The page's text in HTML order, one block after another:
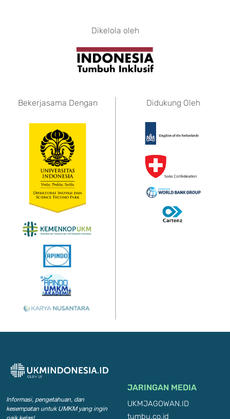
Dikelola oleh
Bekerjasama Dengan Didukung Oleh
Informasi, pengetahuan, dan
kesempatan untuk UMKM yang ingin
JARINGAN MEDIA
UKMJAGOWAN.ID